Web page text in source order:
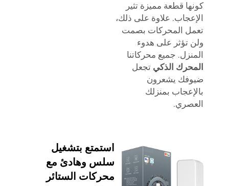
كونها قطعة مميزة تثير
الإعجاب. علاوة على ذلك،
تعمل المحركات بصمت
ولن تؤثر على هدوء
المنزل. جميع محركاتنا
المحرك الذكي تجعل
ضيوفك يشعرون
بالإعجاب بمنزلك
العصري.
استمتع بتشغيل
سلس وهادئ مع
محركات الستائر